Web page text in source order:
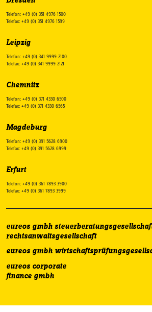
Telefon: +49 (0) 351 4976 1500
Telefax: +49 (0) 351 4976 1599
Leipzig
Telefon: +49 (0) 341 9999 2100
Telefax: +49 (0) 341 9999 2121
Chemnitz
Telefon: +49 (0) 371 4330 6500
Telefax: +49 (0) 371 4330 6565
Magdeburg
Telefon: +49 (0) 391 5628 6900
Telefax: +49 (0) 391 5628 6999
Erfurt
Telefon: +49 (0) 361 7893 3900
Telefax: +49 (0) 361 7893 3999
eureos gmbh
rechtsanwaltsgesellschaft
eureos gmbh
eureos corporate
finance gmbh